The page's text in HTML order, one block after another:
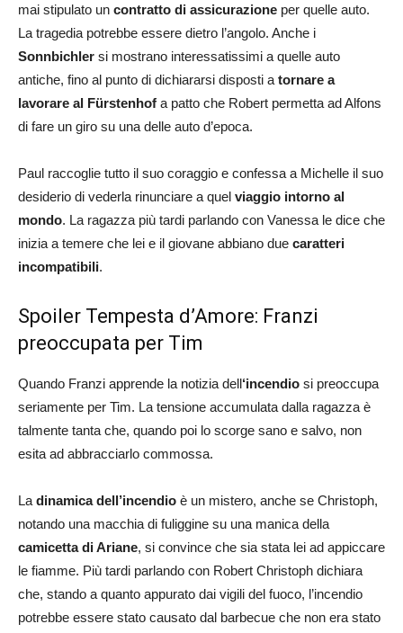
mai stipulato un contratto di assicurazione per quelle auto.
La tragedia potrebbe essere dietro l’angolo. Anche i
Sonnbichler si mostrano interessatissimi a quelle auto
antiche, fino al punto di dichiararsi disposti a tornare a
lavorare al Fürstenhof a patto che Robert permetta ad Alfons
di fare un giro su una delle auto d’epoca.
Paul raccoglie tutto il suo coraggio e confessa a Michelle il suo
desiderio di vederla rinunciare a quel viaggio intorno al
mondo. La ragazza più tardi parlando con Vanessa le dice che
inizia a temere che lei e il giovane abbiano due caratteri
incompatibili.
Spoiler Tempesta d’Amore: Franzi
preoccupata per Tim
Quando Franzi apprende la notizia dell‘incendio si preoccupa
seriamente per Tim. La tensione accumulata dalla ragazza è
talmente tanta che, quando poi lo scorge sano e salvo, non
esita ad abbracciarlo commossa.
La dinamica dell’incendio è un mistero, anche se Christoph,
notando una macchia di fuliggine su una manica della
camicetta di Ariane, si convince che sia stata lei ad appiccare
le fiamme. Più tardi parlando con Robert Christoph dichiara
che, stando a quanto appurato dai vigili del fuoco, l’incendio
potrebbe essere stato causato dal barbecue che non era stato